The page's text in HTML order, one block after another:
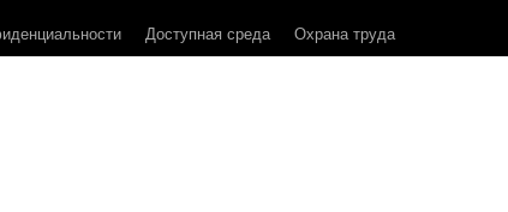
Доступная среда Охрана труда